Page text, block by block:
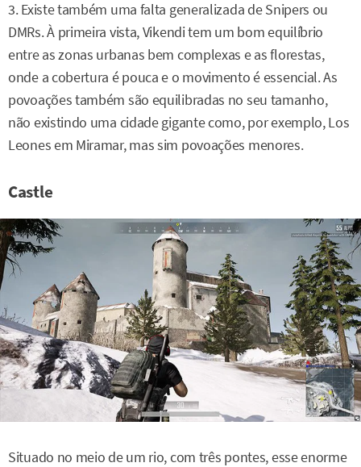
3. Existe também uma falta generalizada de Snipers ou
DMRs. À primeira vista, Vikendi tem um bom equilíbrio
entre as zonas urbanas bem complexas e as florestas,
onde a cobertura é pouca e o movimento é essencial. As
povoações também são equilibradas no seu tamanho,
não existindo uma cidade gigante como, por exemplo, Los
Leones em Miramar, mas sim povoações menores.
Castle
Situado no meio de um rio, com três pontes, esse enorme